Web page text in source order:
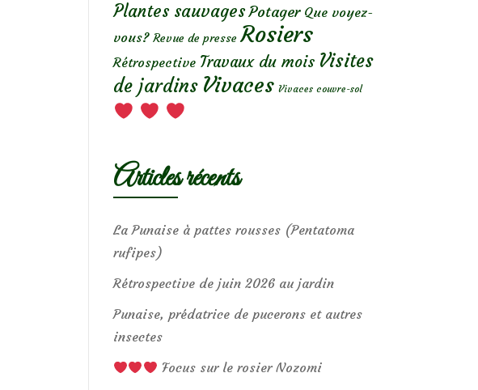
Plantes sauvages Potager Que voyez-
vous? Revue de presse Rosiers
Rétrospective Travaux du mois Visites
de jardins Vivaces Vivaces couvre-sol
Articles récents
La Punaise à pattes rousses (Pentatoma
rufipes)
Rétrospective de juin 2026 au jardin
Punaise, prédatrice de pucerons et autres
insectes
Focus sur le rosier Nozomi